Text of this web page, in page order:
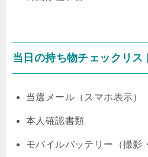
当日の持ち物チェックリス
当選メール（スマホ表示）
本人確認書類
モバイルバッテリー（撮影